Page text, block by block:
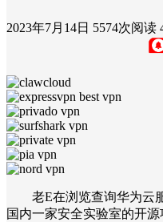
2023年7月14日 5574次阅读
老E在浏览查询华为云
国内一家安全实验室的开